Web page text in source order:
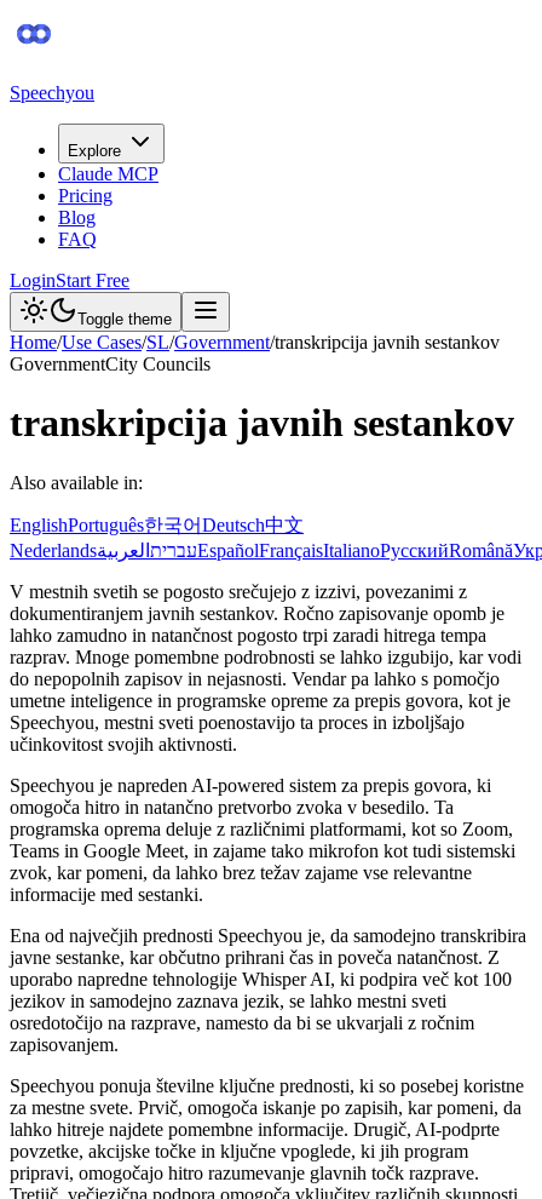
Speechyou
Explore
Claude MCP
Pricing
Blog
FAQ
LoginStart Free
Toggle theme
Home/Use Cases/SL/Government/transkripcija javnih sestankov
GovernmentCity Councils
transkripcija javnih sestankov
Also available in:
EnglishPortuguês한국어Deutsch中文
Nederlands
עברית العربية EspañolFrançaisItalianoРусскийRomână
V mestnih svetih se pogosto srečujejo z izzivi, povezanimi z
dokumentiranjem javnih sestankov. Ročno zapisovanje opomb je
lahko zamudno in natančnost pogosto trpi zaradi hitrega tempa
razprav. Mnoge pomembne podrobnosti se lahko izgubijo, kar vodi
do nepopolnih zapisov in nejasnosti. Vendar pa lahko s pomočjo
umetne inteligence in programske opreme za prepis govora, kot je
Speechyou, mestni sveti poenostavijo ta proces in izboljšajo
učinkovitost svojih aktivnosti.
Speechyou je napreden AI-powered sistem za prepis govora, ki
omogoča hitro in natančno pretvorbo zvoka v besedilo. Ta
programska oprema deluje z različnimi platformami, kot so Zoom,
Teams in Google Meet, in zajame tako mikrofon kot tudi sistemski
zvok, kar pomeni, da lahko brez težav zajame vse relevantne
informacije med sestanki.
Ena od največjih prednosti Speechyou je, da samodejno transkribira
javne sestanke, kar občutno prihrani čas in poveča natančnost. Z
uporabo napredne tehnologije Whisper AI, ki podpira več kot 100
jezikov in samodejno zaznava jezik, se lahko mestni sveti
osredotočijo na razprave, namesto da bi se ukvarjali z ročnim
zapisovanjem.
Speechyou ponuja številne ključne prednosti, ki so posebej koristne
za mestne svete. Prvič, omogoča iskanje po zapisih, kar pomeni, da
lahko hitreje najdete pomembne informacije. Drugič, AI-podprte
povzetke, akcijske točke in ključne vpoglede, ki jih program
pripravi, omogočajo hitro razumevanje glavnih točk razprave.
Tretjič, večjezična podpora omogoča vključitev različnih skupnosti